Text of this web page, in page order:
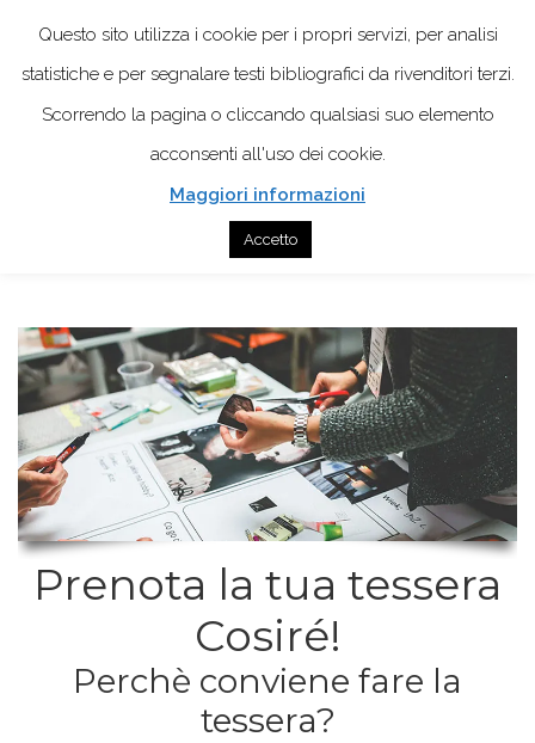
Prenota la tua tessera
Cosiré!
Perchè conviene fare la
tessera?
Questo sito utilizza i cookie per i propri servizi, per analisi
statistiche e per segnalare testi bibliografici da rivenditori terzi.
Scorrendo la pagina o cliccando qualsiasi suo elemento
acconsenti all'uso dei cookie.
Maggiori informazioni
Accetto